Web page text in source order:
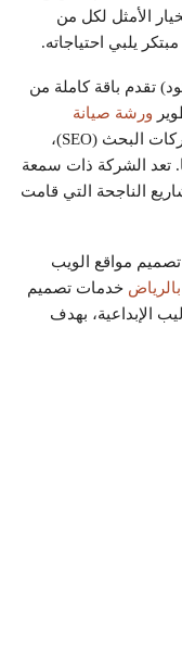
الأمثل لكل من
يلبي احتياجاته.
تقدم باقة كاملة من
ورشة صيانة
البرمجيات، وتحسين محركات البحث (SEO)،
تعد الشركة ذات سمعة
الناجحة التي قامت
مواقع الويب
خدمات تصميم
الإبداعية، بهدف